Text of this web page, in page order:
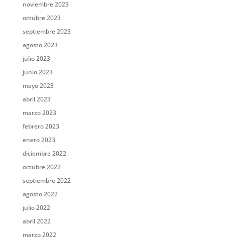
noviembre 2023
octubre 2023
septiembre 2023
agosto 2023
julio 2023
junio 2023
mayo 2023
abril 2023
marzo 2023
febrero 2023
enero 2023
diciembre 2022
octubre 2022
septiembre 2022
agosto 2022
julio 2022
abril 2022
marzo 2022